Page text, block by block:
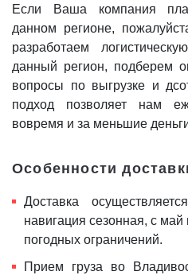
Если Ваша компания
данном регионе,
разработаем
данный регион, подберем
вопросы по выгрузке и
подход позволяет нам
вовремя и за меньшие
Особенности
Доставка
навигация сезонная, с май
погодных ограничений.
Прием груза во